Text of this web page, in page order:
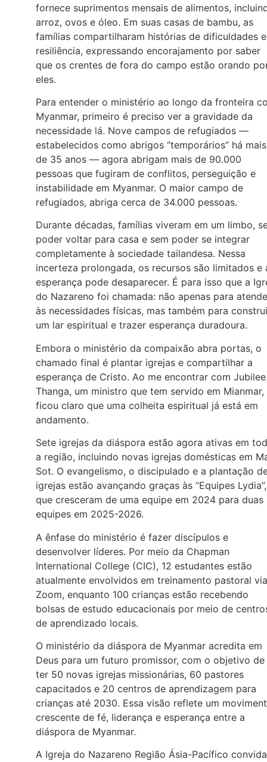
fornece suprimentos mensais de alimentos,
arroz, ovos e óleo. Em suas casas de bambu, as
famílias compartilharam histórias de dificuldades e
resiliência, expressando encorajamento por saber
que os crentes de fora do campo estão orando
eles.
Para entender o ministério ao longo da fronteira
Myanmar, primeiro é preciso ver a gravidade da
necessidade lá. Nove campos de refugiados —
estabelecidos como abrigos “temporários” há mais
de 35 anos — agora abrigam mais de 90.000
pessoas que fugiram de conflitos, perseguição e
instabilidade em Myanmar. O maior campo de
refugiados, abriga cerca de 34.000 pessoas.
Durante décadas, famílias viveram em um limbo,
poder voltar para casa e sem poder se integrar
completamente à sociedade tailandesa. Nessa
incerteza prolongada, os recursos são limitados e
esperança pode desaparecer. É para isso que a
do Nazareno foi chamada: não apenas para
às necessidades físicas, mas também para
um lar espiritual e trazer esperança duradoura.
Embora o ministério da compaixão abra portas, o
chamado final é plantar igrejas e compartilhar a
esperança de Cristo. Ao me encontrar com Jubilee
Thanga, um ministro que tem servido em Mianmar,
ficou claro que uma colheita espiritual já está em
andamento.
Sete igrejas da diáspora estão agora ativas em
a região, incluindo novas igrejas domésticas em
Sot. O evangelismo, o discipulado e a plantação
igrejas estão avançando graças às “Equipes Lydia”,
que cresceram de uma equipe em 2024 para duas
equipes em 2025-2026.
A ênfase do ministério é fazer discípulos e
desenvolver líderes. Por meio da Chapman
International College (CIC), 12 estudantes estão
atualmente envolvidos em treinamento pastoral via
Zoom, enquanto 100 crianças estão recebendo
bolsas de estudo educacionais por meio de
de aprendizado locais.
O ministério da diáspora de Myanmar acredita em
Deus para um futuro promissor, com o objetivo de
ter 50 novas igrejas missionárias, 60 pastores
capacitados e 20 centros de aprendizagem para
crianças até 2030. Essa visão reflete um
crescente de fé, liderança e esperança entre a
diáspora de Myanmar.
A Igreja do Nazareno Região Ásia-Pacífico convida